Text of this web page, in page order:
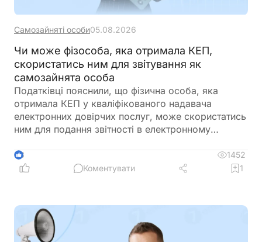
Самозайняті особи05.08.2026
Чи може фізособа, яка отримала КЕП,
скористатись ним для звітування як
самозайнята особа
Податківці пояснили, що фізична особа, яка
отримала КЕП у кваліфікованого надавача
електронних довірчих послуг, може скористатись
ним для подання звітності в електронному
3
1452
Коментувати
1